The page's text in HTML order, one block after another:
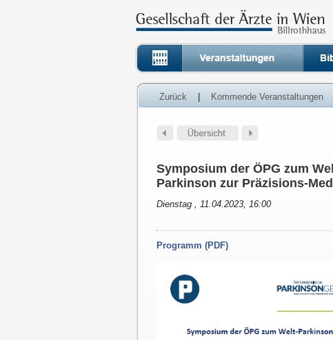
Zurück Kommende Veranstaltungen
Symposium der ÖPG zum
Parkinson zur Präzisions-
Dienstag , 11.04.2023, 16:00
Programm (PDF)